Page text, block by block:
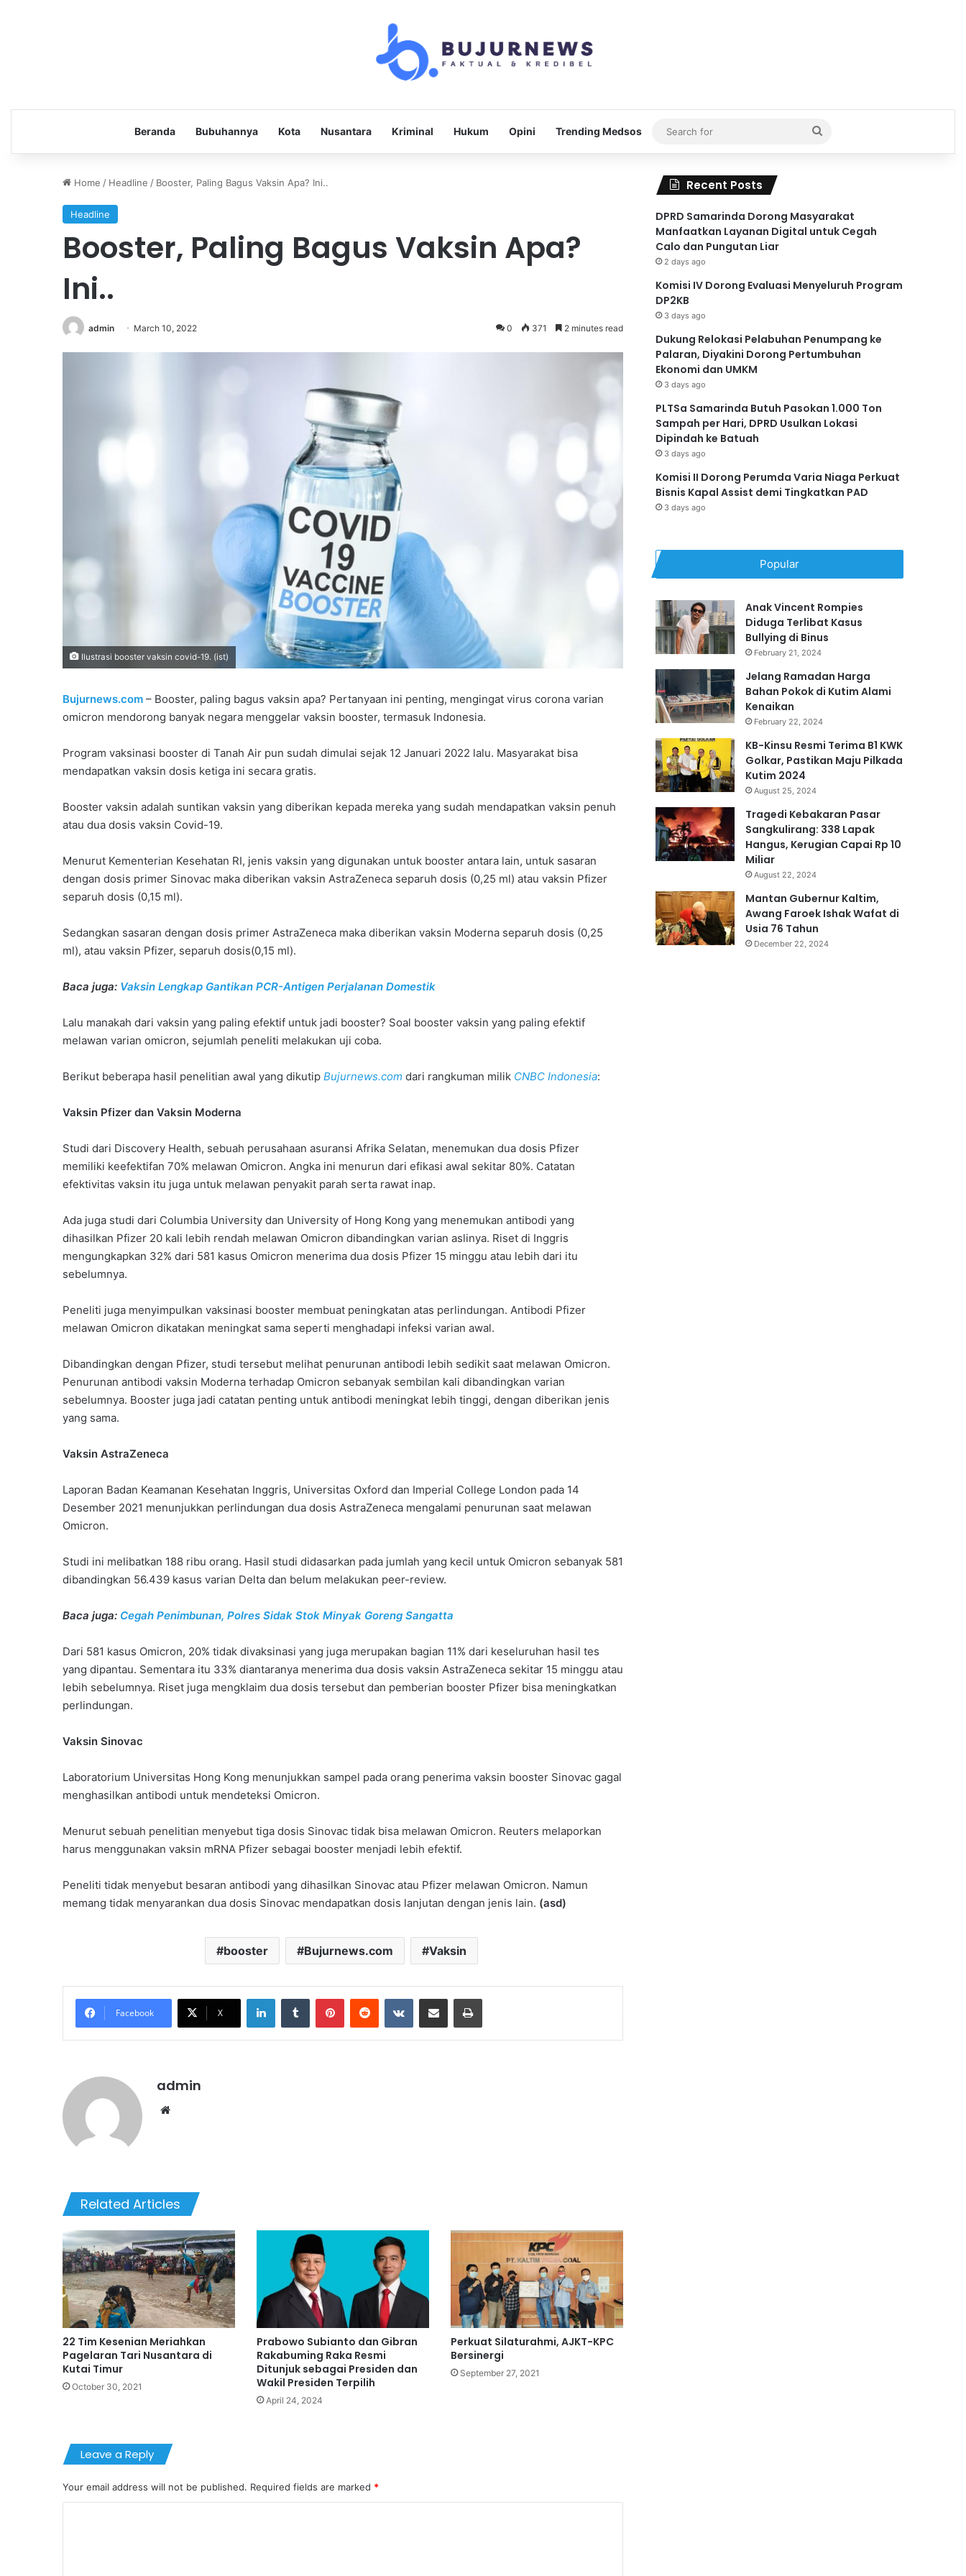
Beranda Bubuhannya Kota Nusantara Kriminal Hukum Opini Trending Medsos
Search
for
Home / Headline / Booster, Paling Bagus Vaksin Apa? Ini..
Headline
Booster, Paling Bagus Vaksin Apa?
Ini..
admin March 10, 2022 0 371 2 minutes read
Ilustrasi booster vaksin covid-19. (ist)
Bujurnews.com – Booster, paling bagus vaksin apa? Pertanyaan ini penting, mengingat virus corona varian
omicron mendorong banyak negara menggelar vaksin booster, termasuk Indonesia.
Program vaksinasi booster di Tanah Air pun sudah dimulai sejak 12 Januari 2022 lalu. Masyarakat bisa
mendapatkan vaksin dosis ketiga ini secara gratis.
Booster vaksin adalah suntikan vaksin yang diberikan kepada mereka yang sudah mendapatkan vaksin penuh
atau dua dosis vaksin Covid-19.
Menurut Kementerian Kesehatan RI, jenis vaksin yang digunakan untuk booster antara lain, untuk sasaran
dengan dosis primer Sinovac maka diberikan vaksin AstraZeneca separuh dosis (0,25 ml) atau vaksin Pfizer
separuh dosis (0,15 ml).
Sedangkan sasaran dengan dosis primer AstraZeneca maka diberikan vaksin Moderna separuh dosis (0,25
ml), atau vaksin Pfizer, separuh dosis(0,15 ml).
Baca juga: Vaksin Lengkap Gantikan PCR-Antigen Perjalanan Domestik
Lalu manakah dari vaksin yang paling efektif untuk jadi booster? Soal booster vaksin yang paling efektif
melawan varian omicron, sejumlah peneliti melakukan uji coba.
Berikut beberapa hasil penelitian awal yang dikutip Bujurnews.com dari rangkuman milik CNBC Indonesia:
Vaksin Pfizer dan Vaksin Moderna
Studi dari Discovery Health, sebuah perusahaan asuransi Afrika Selatan, menemukan dua dosis Pfizer
memiliki keefektifan 70% melawan Omicron. Angka ini menurun dari efikasi awal sekitar 80%. Catatan
efektivitas vaksin itu juga untuk melawan penyakit parah serta rawat inap.
Ada juga studi dari Columbia University dan University of Hong Kong yang menemukan antibodi yang
dihasilkan Pfizer 20 kali lebih rendah melawan Omicron dibandingkan varian aslinya. Riset di Inggris
mengungkapkan 32% dari 581 kasus Omicron menerima dua dosis Pfizer 15 minggu atau lebih dari itu
sebelumnya.
Peneliti juga menyimpulkan vaksinasi booster membuat peningkatan atas perlindungan. Antibodi Pfizer
melawan Omicron dikatakan meningkat sama seperti menghadapi infeksi varian awal.
Dibandingkan dengan Pfizer, studi tersebut melihat penurunan antibodi lebih sedikit saat melawan Omicron.
Penurunan antibodi vaksin Moderna terhadap Omicron sebanyak sembilan kali dibandingkan varian
sebelumnya. Booster juga jadi catatan penting untuk antibodi meningkat lebih tinggi, dengan diberikan jenis
yang sama.
Vaksin AstraZeneca
Laporan Badan Keamanan Kesehatan Inggris, Universitas Oxford dan Imperial College London pada 14
Desember 2021 menunjukkan perlindungan dua dosis AstraZeneca mengalami penurunan saat melawan
Omicron.
Studi ini melibatkan 188 ribu orang. Hasil studi didasarkan pada jumlah yang kecil untuk Omicron sebanyak 581
dibandingkan 56.439 kasus varian Delta dan belum melakukan peer-review.
Baca juga: Cegah Penimbunan, Polres Sidak Stok Minyak Goreng Sangatta
Dari 581 kasus Omicron, 20% tidak divaksinasi yang juga merupakan bagian 11% dari keseluruhan hasil tes
yang dipantau. Sementara itu 33% diantaranya menerima dua dosis vaksin AstraZeneca sekitar 15 minggu atau
lebih sebelumnya. Riset juga mengklaim dua dosis tersebut dan pemberian booster Pfizer bisa meningkatkan
perlindungan.
Vaksin Sinovac
Laboratorium Universitas Hong Kong menunjukkan sampel pada orang penerima vaksin booster Sinovac gagal
menghasilkan antibodi untuk mendeteksi Omicron.
Menurut sebuah penelitian menyebut tiga dosis Sinovac tidak bisa melawan Omicron. Reuters melaporkan
harus menggunakan vaksin mRNA Pfizer sebagai booster menjadi lebih efektif.
Peneliti tidak menyebut besaran antibodi yang dihasilkan Sinovac atau Pfizer melawan Omicron. Namun
memang tidak menyarankan dua dosis Sinovac mendapatkan dosis lanjutan dengan jenis lain. (asd)
booster Bujurnews.com Vaksin
Facebook X
LinkedInTumblr PinterestReddit VKontakteShare via Email Print
admin
Related Articles
22 Tim Kesenian Meriahkan
Pagelaran Tari Nusantara di
Kutai Timur
October 30, 2021
Prabowo Subianto dan Gibran
Rakabuming Raka Resmi
Ditunjuk sebagai Presiden dan
Wakil Presiden Terpilih
April 24, 2024
Perkuat Silaturahmi, AJKT-KPC
Bersinergi
September 27, 2021
Leave a Reply
Your email address will not be published. Required fields are marked *
Recent Posts
DPRD Samarinda Dorong Masyarakat
Manfaatkan Layanan Digital untuk Cegah
Calo dan Pungutan Liar
2 days ago
Komisi IV Dorong Evaluasi Menyeluruh Program
DP2KB
3 days ago
Dukung Relokasi Pelabuhan Penumpang ke
Palaran, Diyakini Dorong Pertumbuhan
Ekonomi dan UMKM
3 days ago
PLTSa Samarinda Butuh Pasokan 1.000 Ton
Sampah per Hari, DPRD Usulkan Lokasi
Dipindah ke Batuah
3 days ago
Komisi II Dorong Perumda Varia Niaga Perkuat
Bisnis Kapal Assist demi Tingkatkan PAD
3 days ago
Popular
Anak Vincent Rompies
Diduga Terlibat Kasus
Bullying di Binus
February 21, 2024
Jelang Ramadan Harga
Bahan Pokok di Kutim Alami
Kenaikan
February 22, 2024
KB-Kinsu Resmi Terima B1 KWK
Golkar, Pastikan Maju Pilkada
Kutim 2024
August 25, 2024
Tragedi Kebakaran Pasar
Sangkulirang: 338 Lapak
Hangus, Kerugian Capai Rp 10
Miliar
August 22, 2024
Mantan Gubernur Kaltim,
Awang Faroek Ishak Wafat di
Usia 76 Tahun
December 22, 2024